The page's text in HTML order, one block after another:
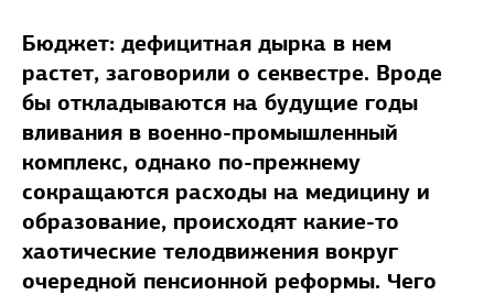
Бюджет: дефицитная дырка в нем
растет, заговорили о секвестре. Вроде
бы откладываются на будущие годы
вливания в военно-промышленный
комплекс, однако по-прежнему
сокращаются расходы на медицину и
образование, происходят какие-то
хаотические телодвижения вокруг
очередной пенсионной реформы. Чего